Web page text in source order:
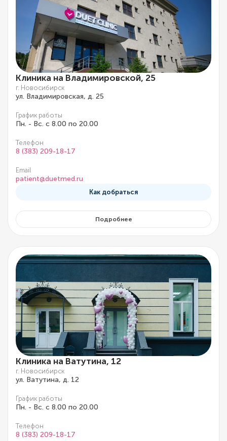
Клиника на Владимировской, 25
г. Новосибирск
ул. Владимировская, д. 25
График работы
Пн. - Вс. с 8.00 по 20.00
Телефон
8 (383) 209-18-17
Email
patient@duetmed.ru
Как добраться
Подробнее
Клиника на Ватутина, 12
г. Новосибирск
ул. Ватутина, д. 12
График работы
Пн. - Вс. с 8.00 по 20.00
Телефон
8 (383) 209-18-17